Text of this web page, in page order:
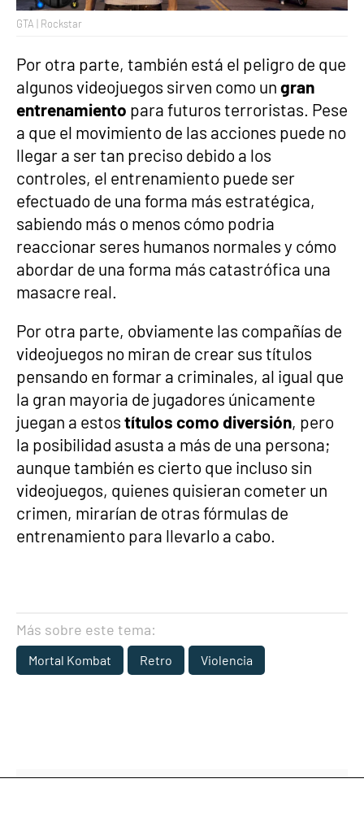
GTA | Rockstar
Por otra parte, también está el peligro de que
algunos videojuegos sirven como un gran
entrenamiento para futuros terroristas. Pese
a que el movimiento de las acciones puede no
llegar a ser tan preciso debido a los
controles, el entrenamiento puede ser
efectuado de una forma más estratégica,
sabiendo más o menos cómo podria
reaccionar seres humanos normales y cómo
abordar de una forma más catastrófica una
masacre real.
Por otra parte, obviamente las compañías de
videojuegos no miran de crear sus títulos
pensando en formar a criminales, al igual que
la gran mayoria de jugadores únicamente
juegan a estos títulos como diversión, pero
la posibilidad asusta a más de una persona;
aunque también es cierto que incluso sin
videojuegos, quienes quisieran cometer un
crimen, mirarían de otras fórmulas de
entrenamiento para llevarlo a cabo.
Más sobre este tema:
Mortal Kombat Retro Violencia